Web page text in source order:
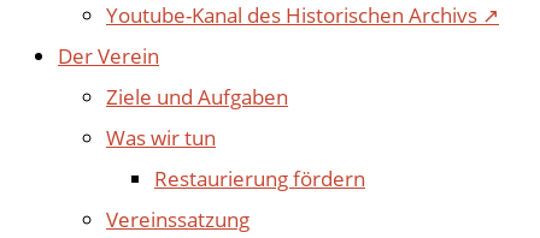
Youtube-Kanal des Historischen Archivs ↗
Der Verein
Ziele und Aufgaben
Was wir tun
Restaurierung fördern
Vereinssatzung